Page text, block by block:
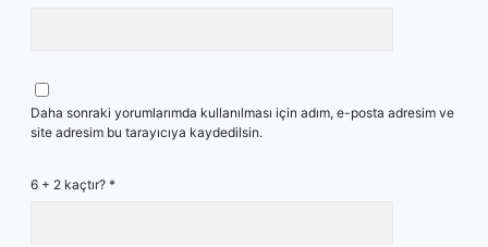
Daha sonraki yorumlarımda kullanılması için adım, e-posta adresim ve
site adresim bu tarayıcıya kaydedilsin.
6 + 2 kaçtır? *